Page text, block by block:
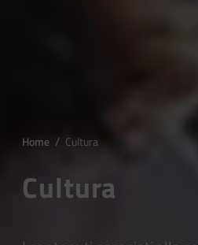
Home / Cultura
Cultura